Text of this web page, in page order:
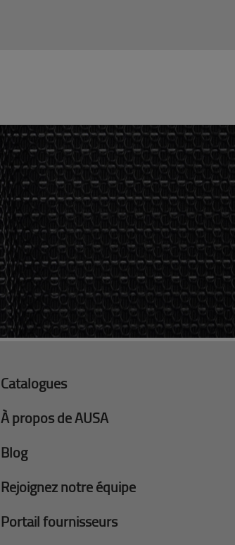
Catalogues
À propos de AUSA
Blog
Rejoignez notre équipe
Portail fournisseurs